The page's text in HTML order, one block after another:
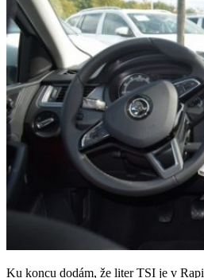
Ku koncu dodám, že liter TSI je v